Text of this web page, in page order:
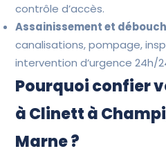
contrôle d’accès.
Assainissement et
canalisations, pompage,
intervention d’urgence 24h/
Pourquoi confier
à Clinett à
Marne ?